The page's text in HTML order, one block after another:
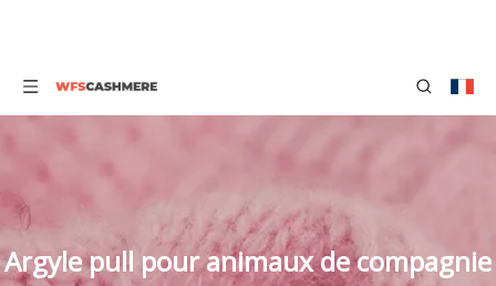
Argyle pull pour animaux de compagnie